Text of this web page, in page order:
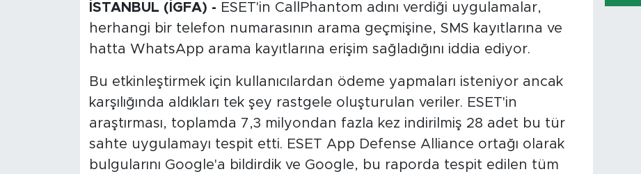
İSTANBUL (İGFA) - ESET'in CallPhantom adını verdiği uygulamalar,
herhangi bir telefon numarasının arama geçmişine, SMS kayıtlarına ve
hatta WhatsApp arama kayıtlarına erişim sağladığını iddia ediyor.
Bu etkinleştirmek için kullanıcılardan ödeme yapmaları isteniyor ancak
karşılığında aldıkları tek şey rastgele oluşturulan veriler. ESET'in
araştırması, toplamda 7,3 milyondan fazla kez indirilmiş 28 adet bu tür
sahte uygulamayı tespit etti. ESET App Defense Alliance ortağı olarak
bulgularını Google'a bildirdik ve Google, bu raporda tespit edilen tüm